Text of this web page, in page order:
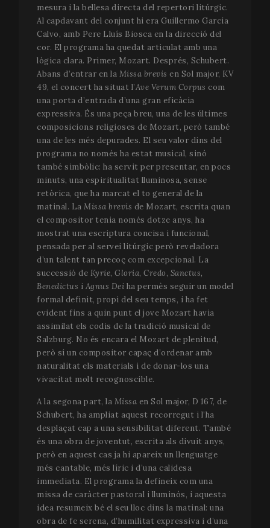
mesura i la bellesa directa del repertori litúrgic.
Al capdavant del conjunt hi era Guillermo García
Calvo, amb Pere Lluís Biosca en la direcció del
cor. El programa ha quedat articulat amb una
lògica clara. Primer, Mozart. Després, Schubert.
Abans d’entrar en la Missa brevis en Sol major, KV
49, el concert ha situat l’Ave Verum Corpus com
una porta d’entrada d’una gran eficàcia
expressiva. És una peça breu, una de les últimes
composicions religioses de Mozart, però també
una de les més depurades. El seu valor dins del
programa no només ha estat musical, sinó
també simbòlic: ha servit per presentar, en pocs
minuts, una espiritualitat lluminosa, sense
retòrica, que ha marcat el to general de la
matinal. La Missa brevis de Mozart, escrita quan
el compositor tenia només dotze anys, ha
mostrat una escriptura concisa i funcional,
pensada per al servei litúrgic però reveladora
d’un talent tan precoç com excepcional. La
successió de Kyrie, Gloria, Credo, Sanctus,
Benedictus i Agnus Dei ha permès seguir un model
formal definit, propi del seu temps, i ha fet
evident fins a quin punt el jove Mozart havia
assimilat els codis de la tradició musical de
Salzburg. No és encara el Mozart de plenitud,
però sí un compositor capaç d’ordenar amb
naturalitat els materials i de donar-los una
vivacitat molt recognoscible.
A la segona part, la Missa en Sol major, D 167, de
Schubert, ha ampliat aquest recorregut i l’ha
desplaçat cap a una sensibilitat diferent. També
és una obra de joventut, escrita als divuit anys,
però en aquest cas ja hi apareix un llenguatge
més cantable, més líric i d’una calidesa
immediata. El programa la defineix com una
missa de caràcter pastoral i lluminós, i aquesta
idea resumeix bé el seu lloc dins la matinal: una
obra de fe serena, d’humilitat expressiva i d’una